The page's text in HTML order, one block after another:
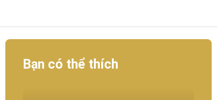
Bạn có thể thích